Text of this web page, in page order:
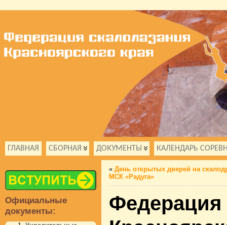
ГЛАВНАЯ СБОРНАЯ ДОКУМЕНТЫ КАЛЕНДАРЬ
Официальные
документы:
« День открытых дверей на
МСК «Радуга»
Федерация